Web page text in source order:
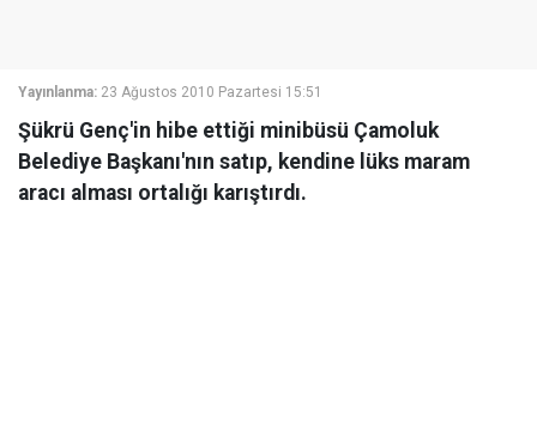
Yayınlanma: 23 Ağustos 2010 Pazartesi 15:51
Şükrü Genç'in hibe ettiği minibüsü Çamoluk
Belediye Başkanı'nın satıp, kendine lüks maram
aracı alması ortalığı karıştırdı.